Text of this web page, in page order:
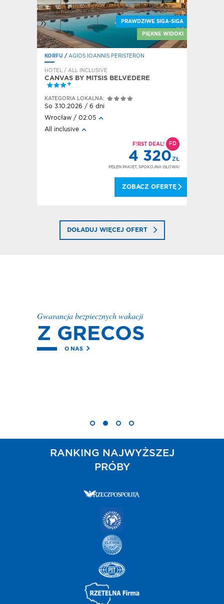
PRAWDZIWE SIGA-SIGA
PIĘKNE WIDOKI
KORFU / AGIOS IOANNIS PERISTERON
HOTEL / ALL INCLUSIVE
CANVAS BY MITSIS BELVEDERE
KATEGORIA LOKALNA:
So 3.10.2026 / 6 dni
Wrocław / 02:05
All inclusive
F!RST DEAL! FD
4 320ZŁ
PEŁEN PAKIET, SPOKOJNA GŁOWA!
ZOBACZ OFERTĘ
DOŁADUJ WIĘCEJ OFERT
Gwarancja bezpiecznych wakacji
Z GRECOS
O NAS
RANKING NAJWYŻSZEJ
PRÓBY